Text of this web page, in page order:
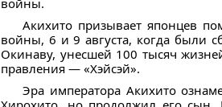
войны.
Акихито призывает японцев
войны, 6 и 9 августа, когда были
Окинаву, унесшей 100 тысяч
правления — «Хэйсэй».
Эра императора Акихито